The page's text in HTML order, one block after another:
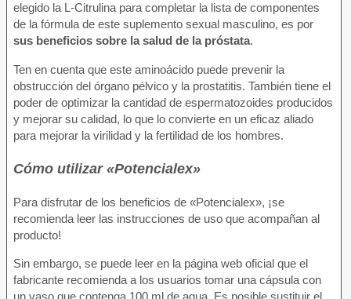
elegido la L-Citrulina para completar la lista de componentes
de la fórmula de este suplemento sexual masculino, es por
sus beneficios sobre la salud de la próstata.
Ten en cuenta que este aminoácido puede prevenir la
obstrucción del órgano pélvico y la prostatitis. También tiene el
poder de optimizar la cantidad de espermatozoides producidos
y mejorar su calidad, lo que lo convierte en un eficaz aliado
para mejorar la virilidad y la fertilidad de los hombres.
Cómo utilizar «Potencialex»
Para disfrutar de los beneficios de «Potencialex», ¡se
recomienda leer las instrucciones de uso que acompañan al
producto!
Sin embargo, se puede leer en la página web oficial que el
fabricante recomienda a los usuarios tomar una cápsula con
un vaso que contenga 100 ml de agua. Es posible sustituir el